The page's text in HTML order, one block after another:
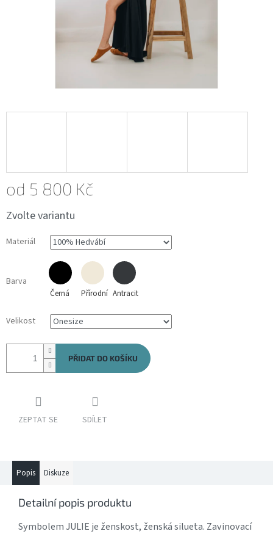
od 5 800 Kč
cena:
Zvolte variantu
Materiál
Barva
Černá Přírodní Antracit
Velikost
PŘIDAT DO KOŠÍKU
ZEPTAT SE SDÍLET
Popis Diskuze
Detailní popis produktu
Symbolem JULIE je ženskost, ženská silueta. Zavinovací